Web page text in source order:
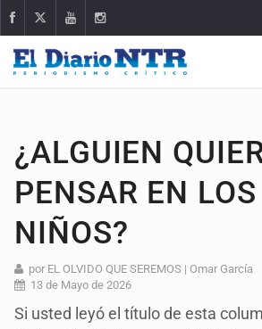
¿ALGUIEN
PENSAR EN LOS
NIÑOS?
por EL OLVIDO QUE SEREMOS | Omar García
13 de Mayo de 2026
Si usted leyó el título de esta